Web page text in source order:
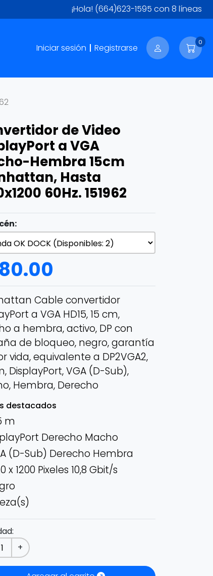
¡Hola! (664)623-1595 con 8 líneas
Iniciar sesión Registrarse
0
de Video
a VGA
Hembra 15cm
Hasta
60Hz. 151962
Cable convertidor
a VGA HD15, 15 cm,
a hembra, activo, DP con
de bloqueo, negro, garantía
vida, equivalente a DP2VGA2,
DisplayPort, VGA (D-Sub),
Hembra, Derecho
destacados
m
Derecho Macho
(D-Sub) Derecho Hembra
x 1200 Pixeles 10,8 Gbit/s
+